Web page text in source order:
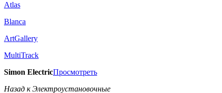
Atlas
Blanca
ArtGallery
MultiTrack
Simon ElectricПросмотреть
Назад к Электроустановочные